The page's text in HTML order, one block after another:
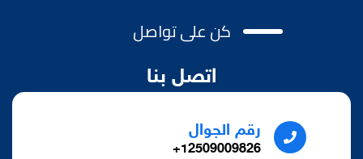
كن على تواصل
اتصل بنا
رقم الجوال
12509009826+